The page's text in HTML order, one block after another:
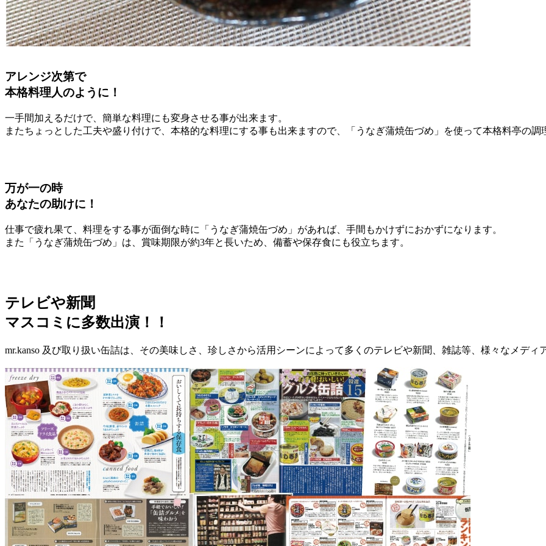
アレンジ次第で
本格料理人のように！
一手間加えるだけで、簡単な料理にも変身させる事が出来ます。
またちょっとした工夫や盛り付けで、本格的な料理にする事も出来ますので、「うなぎ蒲焼缶づめ」を使って本格料亭の調
万が一の時
あなたの助けに！
仕事で疲れ果て、料理をする事が面倒な時に「うなぎ蒲焼缶づめ」があれば、手間もかけずにおかずになります。
また「うなぎ蒲焼缶づめ」は、賞味期限が約3年と長いため、備蓄や保存食にも役立ちます。
テレビや新聞
マスコミに多数出演！！
mr.kanso 及び取り扱い缶詰は、その美味しさ、珍しさから活用シーンによって多くのテレビや新聞、雑誌等、様々なメディ